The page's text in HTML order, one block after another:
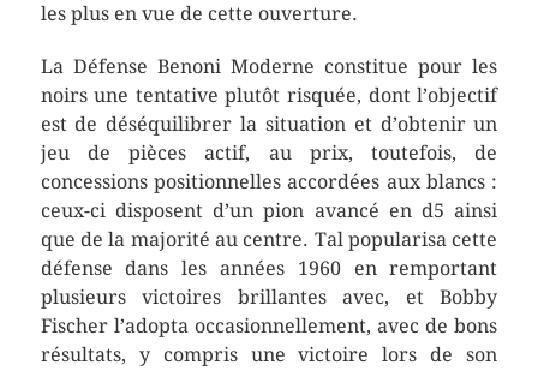
les plus en vue de cette ouverture.
La Défense Benoni Moderne constitue pour les
noirs une tentative plutôt risquée, dont l’objectif
est de déséquilibrer la situation et d’obtenir un
jeu de pièces actif, au prix, toutefois, de
concessions positionnelles accordées aux blancs :
ceux-ci disposent d’un pion avancé en d5 ainsi
que de la majorité au centre. Tal popularisa cette
défense dans les années 1960 en remportant
plusieurs victoires brillantes avec, et Bobby
Fischer l’adopta occasionnellement, avec de bons
résultats, y compris une victoire lors de son